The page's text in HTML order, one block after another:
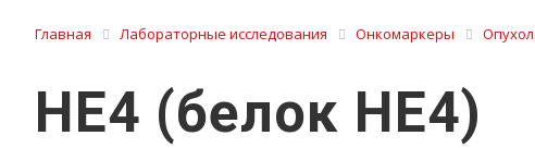
Главная Лабораторные исследования Онкомаркеры
HE4 (белок HE4)